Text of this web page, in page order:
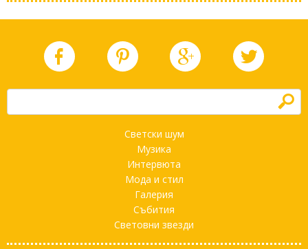
h
Светски шум
Музика
Интервюта
Мода и стил
Галерия
Събития
Световни звезди